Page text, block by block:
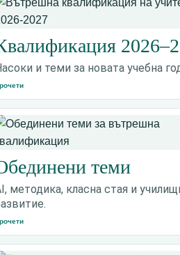
и теми за новата учебна
теми
методика, класна стая и